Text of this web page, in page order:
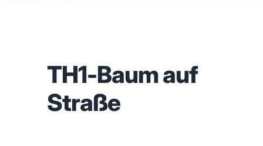
TH1-Baum auf
Straße